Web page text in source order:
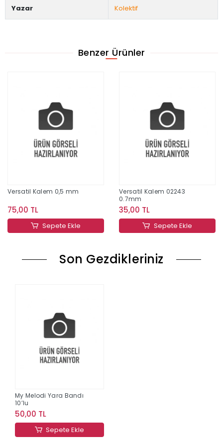
Yazar Kolektif
Benzer Ürünler
Versatil Kalem 0,5 mm
75,00 TL
Sepete Ekle
Versatil Kalem 02243
0.7mm
35,00 TL
Sepete Ekle
Son Gezdikleriniz
My Melodi Yara Bandı
10’lu
50,00 TL
Sepete Ekle